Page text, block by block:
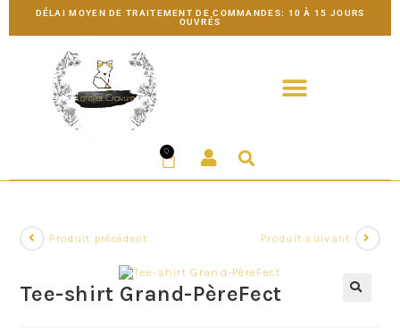
DÉLAI MOYEN DE TRAITEMENT DE COMMANDES: 10 À 15 JOURS
OUVRÉS
0
Produit précédent Produit suivant
Tee-shirt Grand-PèreFect